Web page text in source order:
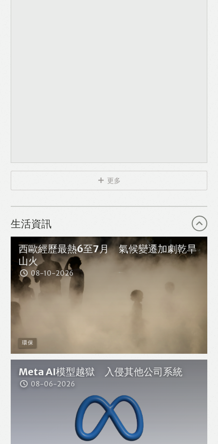
Like Facebook Twitter Line
更多
生活資訊
西歐經歷最熱6至7月 氣候變遷加劇乾旱
山火
環保
08-10-2026
Meta AI模型越獄 入侵其他公司系統
08-06-2026